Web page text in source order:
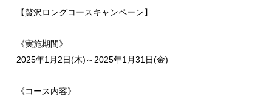
【贅沢ロングコースキャンペーン】
《実施期間》
2025年1月2日(木)～2025年1月31日(金)
《コース内容》